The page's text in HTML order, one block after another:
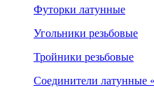
Футорки латунные
Угольники резьбовые
Тройники резьбовые
Соединители латунные